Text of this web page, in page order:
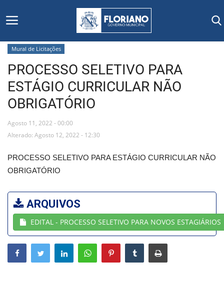
Início
Editais
Floriano
Mural de Licitações
Notícias
Vídeos
Webmail
Mural de Licitações
PROCESSO SELETIVO PARA
ESTÁGIO CURRICULAR NÃO
OBRIGATÓRIO
Agosto 11, 2022 - 00:00
Alterado: Agosto 12, 2022 - 12:30
PROCESSO SELETIVO PARA ESTÁGIO CURRICULAR NÃO
OBRIGATÓRIO
ARQUIVOS
EDITAL - PROCESSO SELETIVO PARA NOVOS ESTAGIÁRIOS